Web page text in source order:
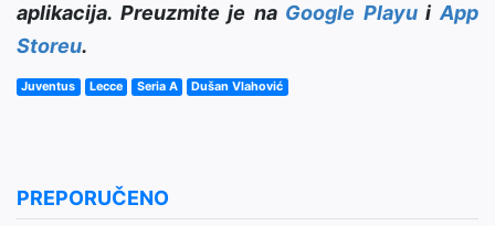
aplikacija. Preuzmite je na Google PlayuiApp
Storeu.
Juventus Lecce Seria A Dušan Vlahović
PREPORUČENO